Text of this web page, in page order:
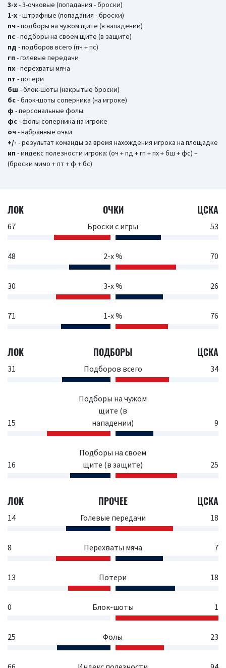
3-х- 3-очковые (попадания - броски)
1-х- штрафные (попадания - броски)
пч - подборы на чужом щите (в нападении)
пс- подборы на своем щите (в защите)
пд - подборов всего (пч + пс)
гп - голевые передачи
пх- перехваты мяча
пт - потери
бш - блок-шоты (накрытые броски)
бc- блок-шоты соперника (на игроке)
ф - персональные фолы
фс- фолы соперника на игроке
оч - набранные очки
+/- - результат команды за время нахождения игрока на площадке
ип - индекс полезности игрока: (оч + пд + гп + пх + бш + фс) –
(броски мимо + пт + ф + бс)
ЛОК ОЧКИ ЦСКА
67 Броски с игры 53
48 2-х % 70
30 3-х % 26
71 1-х % 76
ЛОК ПОДБОРЫ ЦСКА
31 Подборов всего 34
15
Подборы на чужом
щите (в
нападении)
9
16
Подборы на своем
щите (в защите)
25
ЛОК ПРОЧЕЕ ЦСКА
14 Голевые передачи 18
8 Перехваты мяча 7
13 Потери 18
0 Блок-шоты 1
25 Фолы 23